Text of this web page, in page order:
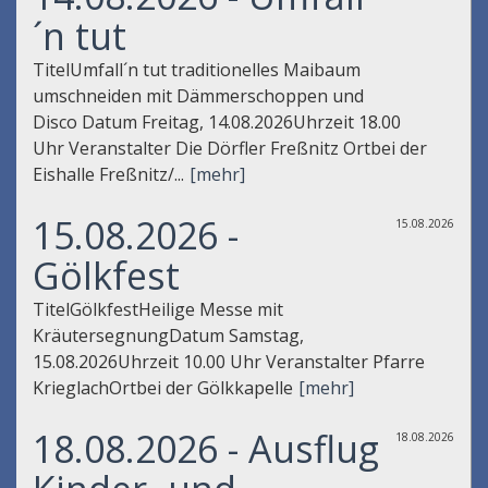
´n tut
TitelUmfall´n tut traditionelles Maibaum
umschneiden mit Dämmerschoppen und
Disco Datum Freitag, 14.08.2026Uhrzeit 18.00
Uhr Veranstalter Die Dörfler Freßnitz Ortbei der
Eishalle Freßnitz/... [mehr]
15.08.2026
15.08.2026 -
Gölkfest
TitelGölkfestHeilige Messe mit
KräutersegnungDatum Samstag,
15.08.2026Uhrzeit 10.00 Uhr Veranstalter Pfarre
KrieglachOrtbei der Gölkkapelle [mehr]
18.08.2026
18.08.2026 - Ausflug